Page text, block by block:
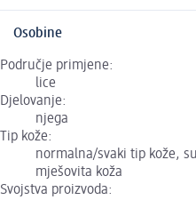
Osobine
Područje primjene:
lice
Djelovanje:
njega
Tip kože:
normalna/svaki tip kože,
mješovita koža
Svojstva proizvoda: